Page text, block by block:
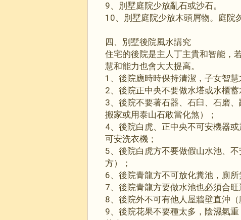
9、別墅庭院少放亂石或沙石。
10、別墅庭院少放木頭屑物。庭院
四、別墅後院風水講究
住宅的後院是主人丁主貴和智能，
慧和能力也會大大提高。
1、後院應時時保持清潔，子女智
2、後院正中央不要做水塔或水櫃蓄
3、後院不要著石器、石臼、石磨
搬家或用泰山石敢當化煞）；
4、後院白虎、正中央不可安機器
可安洗衣機；
5、後院白虎方不要做假山水池、
方）；
6、後院青龍方不可放化糞池，廁
7、後院青龍方要做水池也必須合旺
8、後院外不可有他人屋牆壁直沖（
9、後院花果不要種太多，陰濕氣